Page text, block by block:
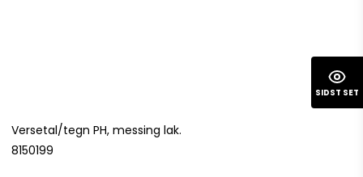
Versetal/tegn PH, messing lak.
8150199
SIDST SET